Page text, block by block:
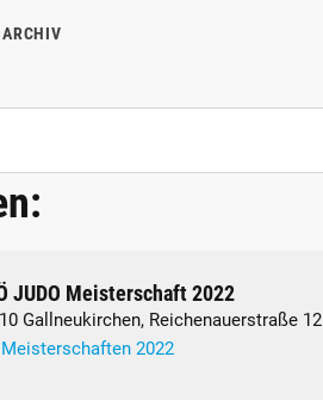
ARCHIV
JUDO Meisterschaft 2022
Gallneukirchen, Reichenauerstraße 12
2022